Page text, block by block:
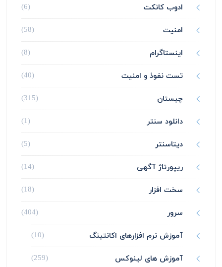
ادوب کانکت
امنیت
اینستاگرام
تست نفوذ و امنیت
چیستان
دانلود سنتر
دیتاسنتر
ریپورتاژ آگهی
سخت افزار
سرور
آموزش نرم افزارهای اکانتینگ
آموزش های لینوکس